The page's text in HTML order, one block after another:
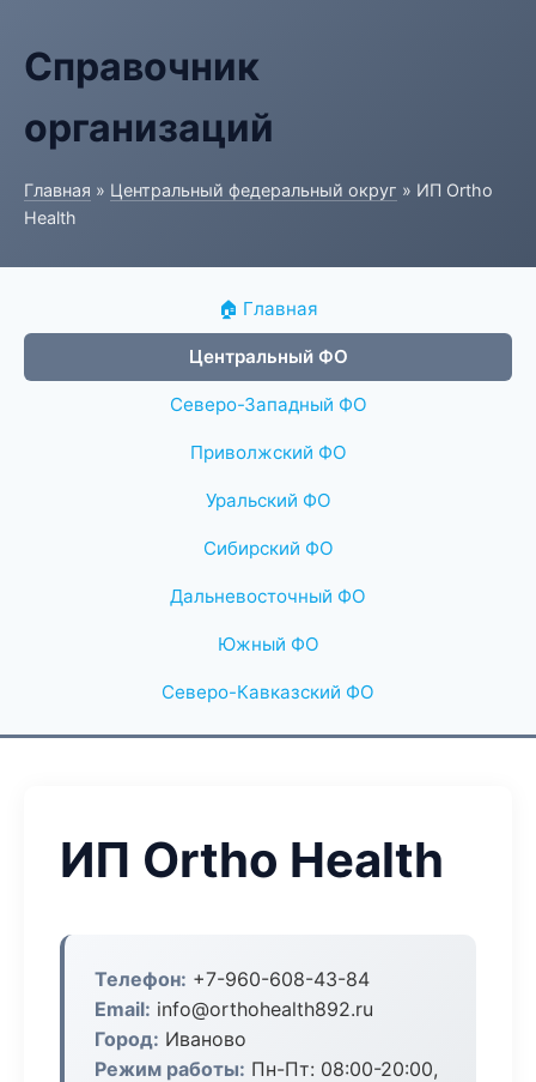
Справочник
организаций
Главная » Центральный федеральный округ » ИП Ortho
Health
🏠 Главная
Центральный ФО
Северо-Западный ФО
Приволжский ФО
Уральский ФО
Сибирский ФО
Дальневосточный ФО
Южный ФО
Северо-Кавказский ФО
ИП Ortho Health
Телефон: +7-960-608-43-84
Email: info@orthohealth892.ru
Город: Иваново
Режим работы: Пн-Пт: 08:00-20:00,